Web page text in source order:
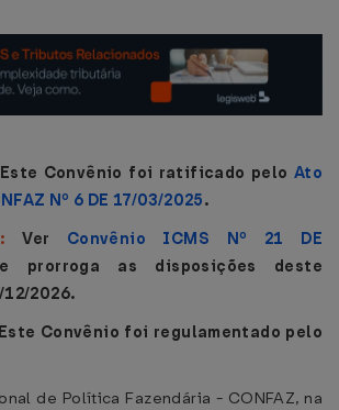
Este Convênio foi ratificado pelo Ato
Nº 6 DE 17/03/2025.
Ver Convênio ICMS Nº 21 DE
prorroga as disposições deste
2026.
Este Convênio foi regulamentado pelo
de Política Fazendária - CONFAZ, na